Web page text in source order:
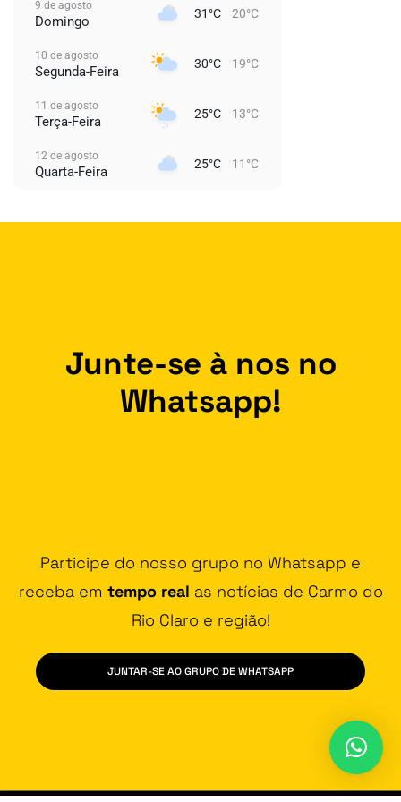
9 de agosto
Domingo 31°C 20°C
10 de agosto
Segunda-Feira 30°C 19°C
11 de agosto
Terça-Feira 25°C 13°C
12 de agosto
Quarta-Feira 25°C 11°C
Junte-se à nos no
Whatsapp!
Participe do nosso grupo no Whatsapp e
receba em tempo real as notícias de Carmo do
Rio Claro e região!
JUNTAR-SE AO GRUPO DE WHATSAPP